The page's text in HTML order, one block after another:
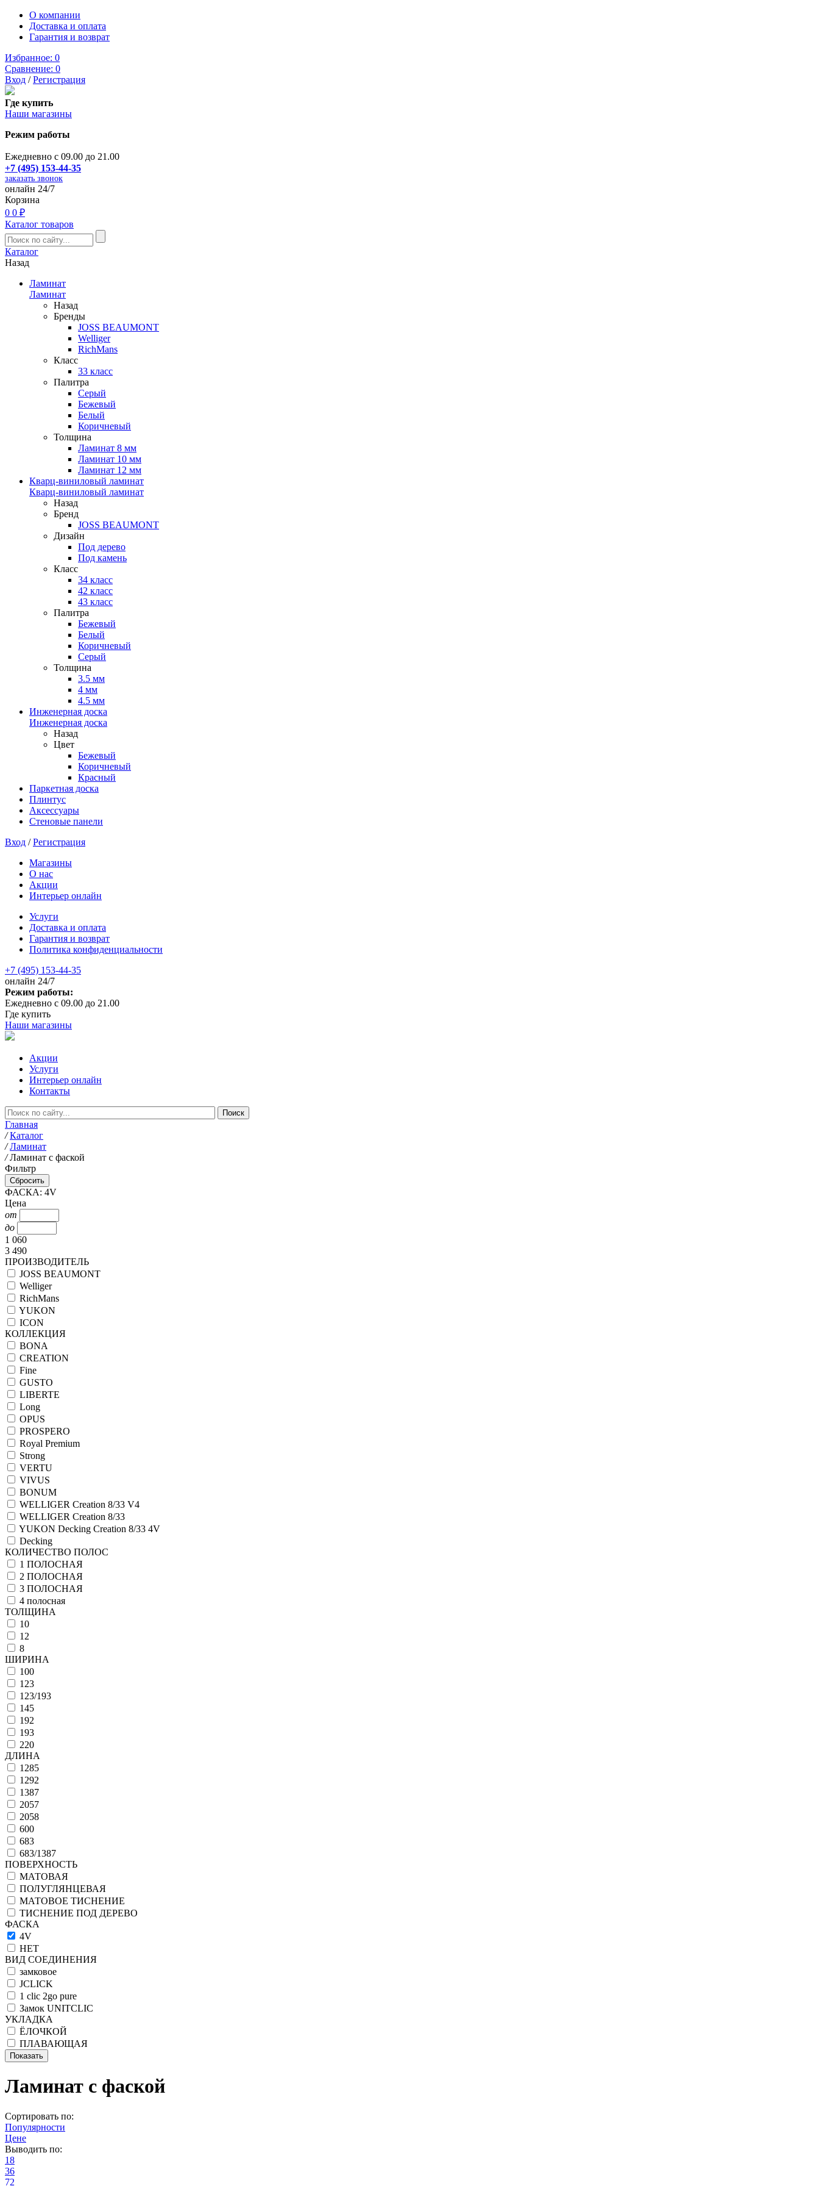
О компании
Доставка и оплата
Гарантия и возврат
Избранное: 0
Сравнение: 0
Вход /Регистрация
Где купить
Наши магазины
Режим работы
Ежедневно с 09.00 до 21.00
+7 (495) 153-44-35
заказать звонок
онлайн 24/7
Корзина
0 0 ₽
Каталог товаров
Каталог
Назад
Ламинат
Ламинат
Назад
Бренды
JOSS BEAUMONT
Welliger
RichMans
Класс
33 класс
Палитра
Серый
Бежевый
Белый
Коричневый
Толщина
Ламинат 8 мм
Ламинат 10 мм
Ламинат 12 мм
Кварц-виниловый ламинат
Кварц-виниловый ламинат
Назад
Бренд
JOSS BEAUMONT
Дизайн
Под дерево
Под камень
Класс
34 класс
42 класс
43 класс
Палитра
Бежевый
Белый
Коричневый
Серый
Толщина
3.5 мм
4 мм
4.5 мм
Инженерная доска
Инженерная доска
Назад
Цвет
Бежевый
Коричневый
Красный
Паркетная доска
Плинтус
Аксессуары
Стеновые панели
Вход /Регистрация
Магазины
О нас
Акции
Интерьер онлайн
Услуги
Доставка и оплата
Гарантия и возврат
Политика конфиденциальности
+7 (495) 153-44-35
онлайн 24/7
Режим работы:
Ежедневно с 09.00 до 21.00
Где купить
Наши магазины
Акции
Услуги
Интерьер онлайн
Контакты
Главная
/ Каталог
/ Ламинат
/ Ламинат с фаской
Фильтр
ФАСКА: 4V
Цена
от
до
1 060
3 490
ПРОИЗВОДИТЕЛЬ
JOSS BEAUMONT
Welliger
RichMans
YUKON
ICON
КОЛЛЕКЦИЯ
BONA
CREATION
Fine
GUSTO
LIBERTE
Long
OPUS
PROSPERO
Royal Premium
Strong
VERTU
VIVUS
BONUM
WELLIGER Creation 8/33 V4
WELLIGER Creation 8/33
YUKON Decking Creation 8/33 4V
Decking
КОЛИЧЕСТВО ПОЛОС
1 ПОЛОСНАЯ
2 ПОЛОСНАЯ
3 ПОЛОСНАЯ
4 полосная
ТОЛЩИНА
10
12
8
ШИРИНА
100
123
123/193
145
192
193
220
ДЛИНА
1285
1292
1387
2057
2058
600
683
683/1387
ПОВЕРХНОСТЬ
МАТОВАЯ
ПОЛУГЛЯНЦЕВАЯ
МАТОВОЕ ТИСНЕНИЕ
ТИСНЕНИЕ ПОД ДЕРЕВО
ФАСКА
4V
НЕТ
ВИД СОЕДИНЕНИЯ
замковое
JCLICK
1 clic 2go pure
Замок UNITCLIC
УКЛАДКА
ЁЛОЧКОЙ
ПЛАВАЮЩАЯ
Ламинат с фаской
Сортировать по:
Популярности
Цене
Выводить по:
18
36
72